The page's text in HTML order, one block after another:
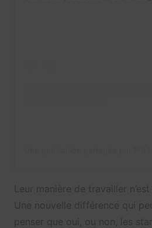
Leur manière de travailler
Une nouvelle différence qui
penser que oui, ou non, les